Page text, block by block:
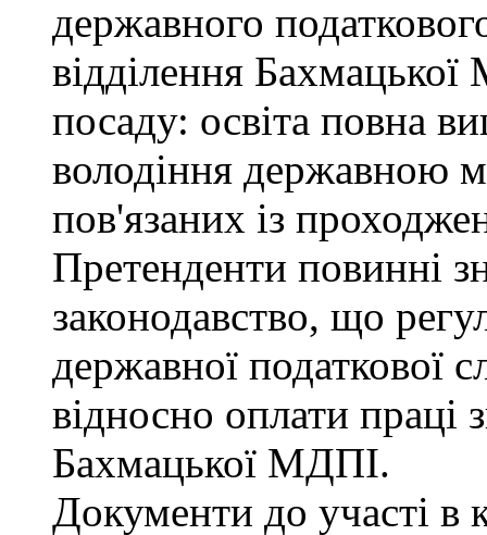
державного
відділення
посаду: освіта повна
володіння державною
пов'язаних із
Претенденти повинні
законодавство, що
державної податкової
відносно оплати праці
Бахмацької МДПІ.
Документи до участі в